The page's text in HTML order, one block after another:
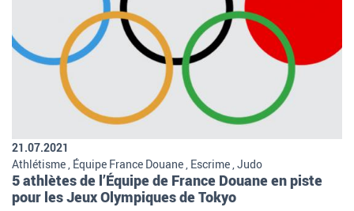
21.07.2021
Athlétisme , Équipe France Douane , Escrime , Judo
5 athlètes de l’Équipe de France Douane en piste
pour les Jeux Olympiques de Tokyo